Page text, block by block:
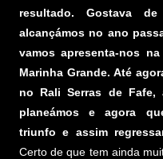
resultado. Gostava
alcançámos no ano
vamos apresenta-nos
Marinha Grande. Até
no Rali Serras de Fafe,
planeámos e agora
triunfo e assim
Certo de que tem ainda